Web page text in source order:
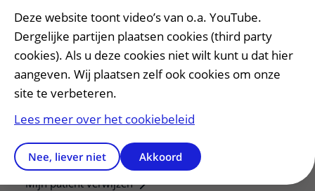
Stage en opleidingsplaatsen
Research
Strategic programs
Research groups
Research technologies
Verwijzers
Mijn patiënt verwijzen
Deze website toont video’s van o.a. YouTube.
Dergelijke partijen plaatsen cookies (third party
cookies). Als u deze cookies niet wilt kunt u dat hier
aangeven. Wij plaatsen zelf ook cookies om onze
site te verbeteren.
Lees meer over het cookiebeleid
Nee, liever niet Akkoord